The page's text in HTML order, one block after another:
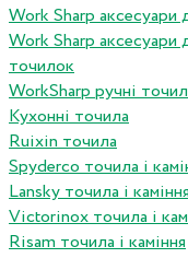
Work Sharp
Work Sharp аксесуари
точилок
WorkSharp ручні
Кухонні точила
Ruixin точила
Spyderco точила і
Lansky точила і
Victorinox точила і
Risam точила і каміння